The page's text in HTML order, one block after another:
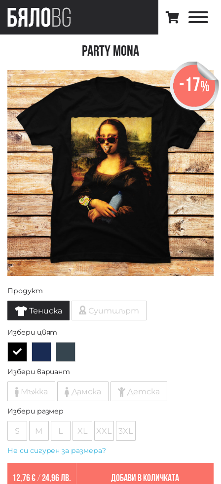
Party Mona
-17%
Продукт
Тениска Суитшърт
Избери цвят
Избери вариант
Мъжка Дамска Детска
Избери размер
S M L XL XXL 3XL
Не си сигурен за размера?
12,76 €/ 24,96 лв. Добави в количката